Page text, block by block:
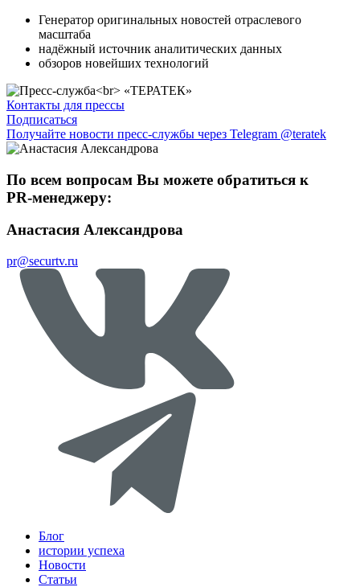
Генератор оригинальных новостей отраслевого
масштаба
надёжный источник аналитических данных
обзоров новейших технологий
Контакты для прессы
Подписаться
Получайте новости пресс-службы через Telegram @teratek
По всем вопросам Вы можете обратиться к
PR-менеджеру:
Анастасия Александрова
pr@securtv.ru
Блог
истории успеха
Новости
Статьи